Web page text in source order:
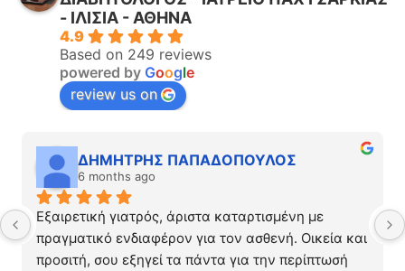
τη θεραπεία και τι να αποφύγω.
Πάντα διαθέσιμος, ακριβώς ότι χρειάζεται ένας
γιατρός ώστε να εμπνέει εμπιστοσύνη και σιγουριά
στο ασθενή. Τον προτείνω ανεπιφύλακτα!
- ΙΛΙΣΙΑ - ΑΘΗΝΑ
4.9
Based on 249 reviews
powered by Google
review us on
ΔΗΜΗΤΡΗΣ ΠΑΠΑΔΟΠΟΥΛΟΣ
6 months ago
Εξαιρετική γιατρός, άριστα καταρτισμένη με
πραγματικό ενδιαφέρον για τον ασθενή. Οικεία και
προσιτή, σου εξηγεί τα πάντα για την περίπτωσή